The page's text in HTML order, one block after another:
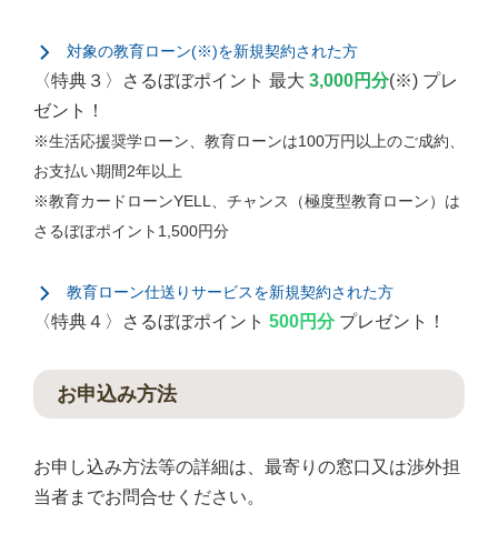
対象の教育ローン(※)を新規契約された方
〈特典３〉さるぼぼポイント 最大 3,000円分(※) プレ
ゼント！
※生活応援奨学ローン、教育ローンは100万円以上のご成約、
お支払い期間2年以上
※教育カードローンYELL、チャンス（極度型教育ローン）は
さるぼぼポイント1,500円分
教育ローン仕送りサービスを新規契約された方
〈特典４〉さるぼぼポイント 500円分プレゼント！
お申込み方法
お申し込み方法等の詳細は、最寄りの窓口又は渉外担
当者までお問合せください。